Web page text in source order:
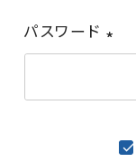
パスワード
須)